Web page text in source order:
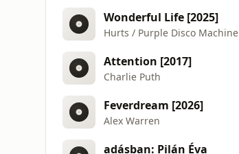
Wonderful Life [2025]
Hurts / Purple Disco Machine
Attention [2017]
Charlie Puth
Feverdream [2026]
Alex Warren
adásban: Pilán Éva